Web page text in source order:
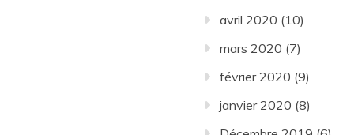
avril 2020 (10)
mars 2020 (7)
février 2020 (9)
janvier 2020 (8)